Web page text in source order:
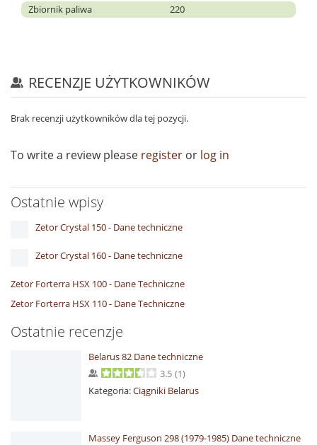
Zbiornik paliwa 220
RECENZJE UŻYTKOWNIKÓW
Brak recenzji użytkowników dla tej pozycji.
To write a review please register or log in
Ostatnie wpisy
Zetor Crystal 150 - Dane techniczne
Zetor Crystal 160 - Dane techniczne
Zetor Forterra HSX 100 - Dane Techniczne
Zetor Forterra HSX 110 - Dane Techniczne
Ostatnie recenzje
Belarus 82 Dane techniczne
3.5 (1)
Kategoria:Ciągniki Belarus
Massey Ferguson 298 (1979-1985) Dane techniczne